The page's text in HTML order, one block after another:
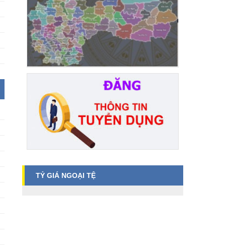
TỶ GIÁ NGOẠI TỆ